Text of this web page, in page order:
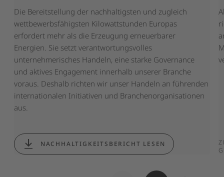
Die Bereitstellung der nachhaltigsten und zugleich
wettbewerbsfähigsten Kilowattstunden Europas
erfordert mehr als die Erzeugung erneuerbarer
Energien. Sie setzt verantwortungsvolles
unternehmerisches Handeln, eine starke Governance
und aktives Engagement innerhalb unserer Branche
voraus. Deshalb richten wir unser Handeln an führenden
internationalen Initiativen und Branchenorganisationen
aus.
NACHHALTIGKEITSBERICHT LESEN
Veruntreuung Kartellrechtliche Probleme
ZUM HINWEISGEBERSYSTEM